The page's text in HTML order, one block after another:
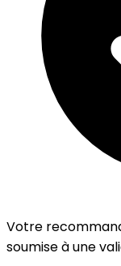
Votre
soumise à une